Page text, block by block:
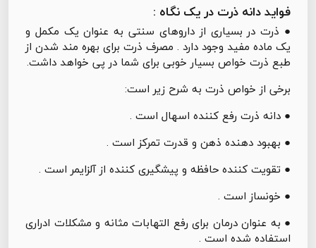
فواید دانه ذرت در یک نگاه :
● ذرت در بسیاری از داروهای سنتی به عنوان یک مکمل و
یک ماده مفید وجود دارد . مصرف ذرت برای بهره مند شدن از
طبع ذرت خواص بسیار خوبی برای شما در پی خواهد داشت.
برخی از خواص ذرت به شرح زیر است:
● دانه ذرت رفع کننده اسهال است .
● بهبود دهنده ذهن و قدرت تمرکز است .
● تقویت کننده حافظه و پیشگیری کننده از آلزایمر است .
● خونساز است .
● به عنوان درمان برای رفع التهابات مثانه و مشکلات ادراری
استفاده شده است .